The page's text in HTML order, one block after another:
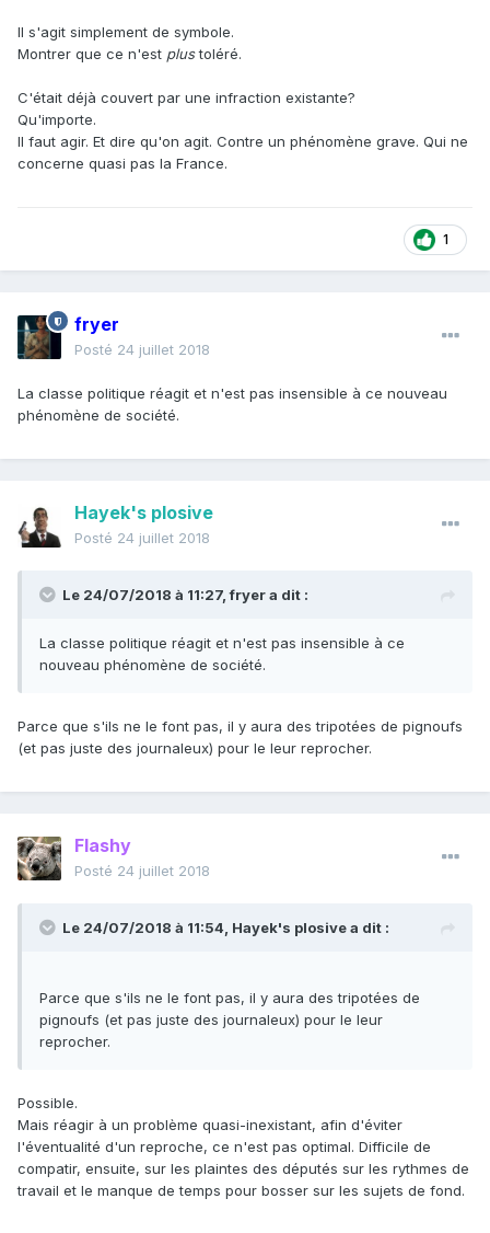
Il s'agit simplement de symbole.
Montrer que ce n'est plustoléré.
C'était déjà couvert par une infraction existante?
Qu'importe.
Il faut agir. Et dire qu'on agit. Contre un phénomène grave. Qui ne
concerne quasi pas la France.
1
fryer
Posté 24 juillet 2018
La classe politique réagit et n'est pas insensible à ce nouveau
phénomène de société.
Hayek's plosive
Posté 24 juillet 2018
Le 24/07/2018 à 11:27,fryera dit :
La classe politique réagit et n'est pas insensible à ce
nouveau phénomène de société.
Parce que s'ils ne le font pas, il y aura des tripotées de pignoufs
(et pas juste des journaleux) pour le leur reprocher.
Flashy
Posté 24 juillet 2018
Le 24/07/2018 à 11:54, Hayek's plosivea dit :
Parce que s'ils ne le font pas, il y aura des tripotées de
pignoufs (et pas juste des journaleux) pour le leur
reprocher.
Possible.
Mais réagir à un problème quasi-inexistant, afin d'éviter
l'éventualité d'un reproche, ce n'est pas optimal. Difficile de
compatir, ensuite, sur les plaintes des députés sur les rythmes de
travail et le manque de temps pour bosser sur les sujets de fond.